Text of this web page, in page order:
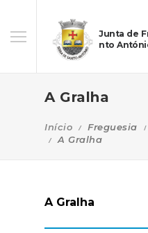
Junta de
nto
A Gralha
Início Freguesia
A Gralha
A Gralha